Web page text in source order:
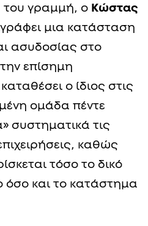
του γραμμή, ο Κώστας
μια κατάσταση
ασυδοσίας στο
επίσημη
ο ίδιος στις
ομάδα πέντε
συστηματικά τις
καθώς
τόσο το δικό
όσο και το κατάστημα